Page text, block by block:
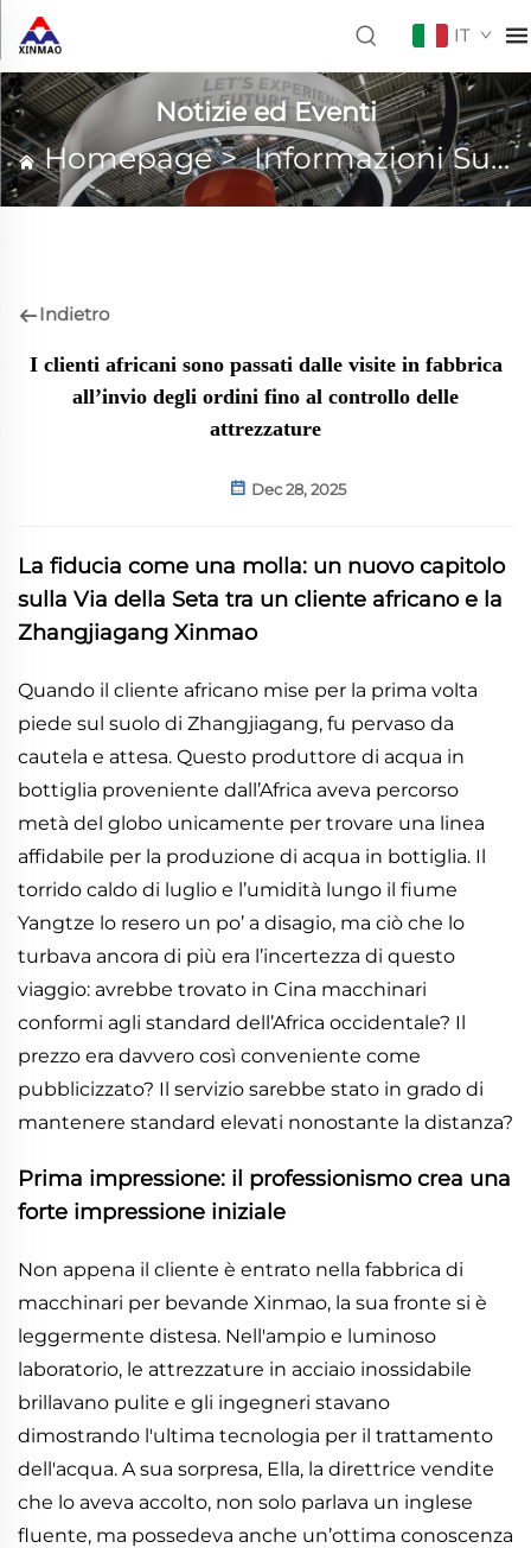
IT
Notizie ed Eventi
Homepage>Informazioni Su XINMAO
Indietro
I clienti africani sono passati dalle visite in fabbrica
all’invio degli ordini fino al controllo delle
attrezzature
Dec 28, 2025
La fiducia come una molla: un nuovo capitolo
sulla Via della Seta tra un cliente africano e la
Zhangjiagang Xinmao
Quando il cliente africano mise per la prima volta
piede sul suolo di Zhangjiagang, fu pervaso da
cautela e attesa. Questo produttore di acqua in
bottiglia proveniente dall’Africa aveva percorso
metà del globo unicamente per trovare una linea
affidabile per la produzione di acqua in bottiglia. Il
torrido caldo di luglio e l’umidità lungo il fiume
Yangtze lo resero un po’ a disagio, ma ciò che lo
turbava ancora di più era l’incertezza di questo
viaggio: avrebbe trovato in Cina macchinari
conformi agli standard dell’Africa occidentale? Il
prezzo era davvero così conveniente come
pubblicizzato? Il servizio sarebbe stato in grado di
mantenere standard elevati nonostante la distanza?
Prima impressione: il professionismo crea una
forte impressione iniziale
Non appena il cliente è entrato nella fabbrica di
macchinari per bevande Xinmao, la sua fronte si è
leggermente distesa. Nell'ampio e luminoso
laboratorio, le attrezzature in acciaio inossidabile
brillavano pulite e gli ingegneri stavano
dimostrando l'ultima tecnologia per il trattamento
dell'acqua. A sua sorpresa, Ella, la direttrice vendite
che lo aveva accolto, non solo parlava un inglese
fluente, ma possedeva anche un’ottima conoscenza